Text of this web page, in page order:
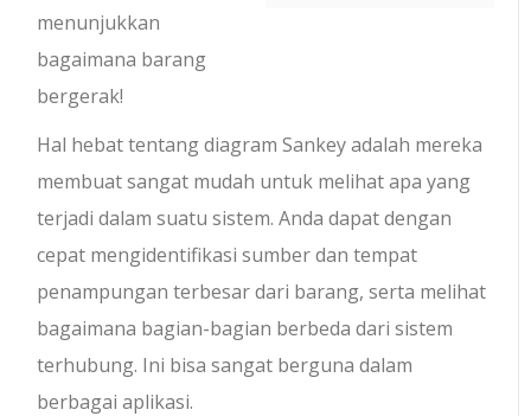
menunjukkan
bagaimana barang
bergerak!
Hal hebat tentang diagram Sankey adalah mereka
membuat sangat mudah untuk melihat apa yang
terjadi dalam suatu sistem. Anda dapat dengan
cepat mengidentifikasi sumber dan tempat
penampungan terbesar dari barang, serta melihat
bagaimana bagian-bagian berbeda dari sistem
terhubung. Ini bisa sangat berguna dalam
berbagai aplikasi.